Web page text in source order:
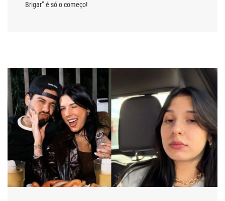
Brigar” é só o começo!